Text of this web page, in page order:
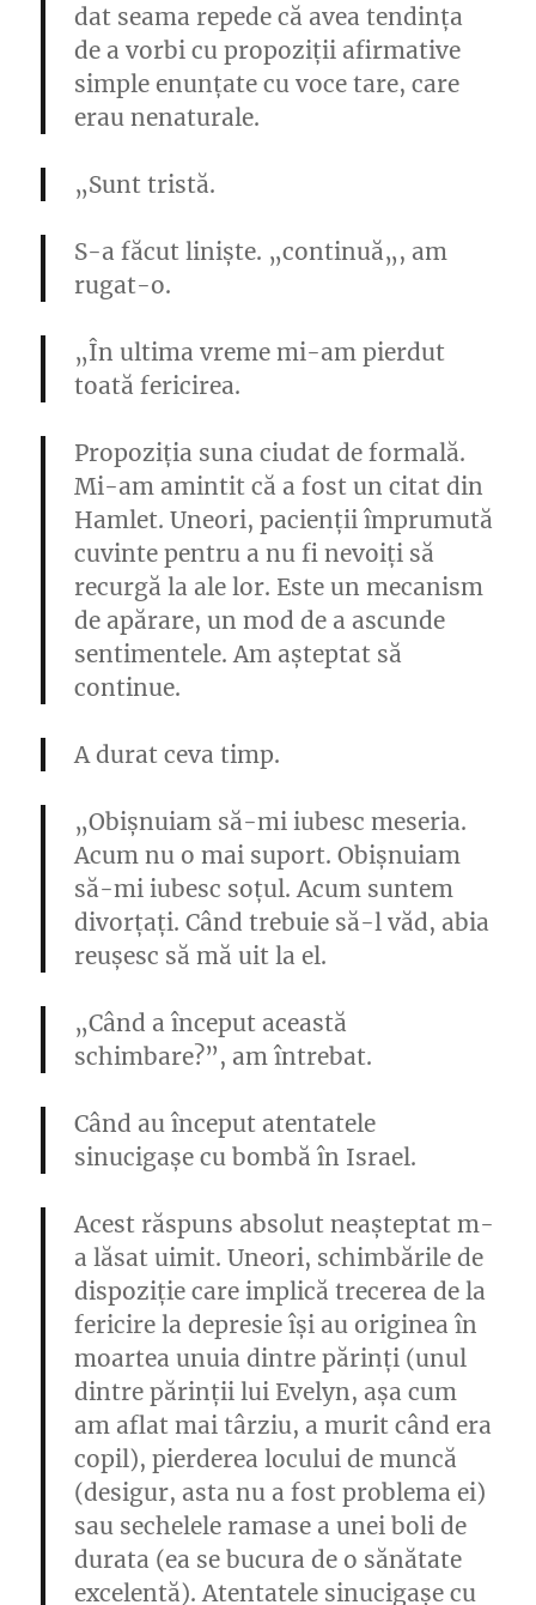
dat seama repede că avea tendința
de a vorbi cu propoziții afirmative
simple enunțate cu voce tare, care
erau nenaturale.
„Sunt tristă.
S-a făcut liniște. „continuă„, am
rugat-o.
„În ultima vreme mi-am pierdut
toată fericirea.
Propoziția suna ciudat de formală.
Mi-am amintit că a fost un citat din
Hamlet. Uneori, pacienții împrumută
cuvinte pentru a nu fi nevoiți să
recurgă la ale lor. Este un mecanism
de apărare, un mod de a ascunde
sentimentele. Am așteptat să
continue.
A durat ceva timp.
„Obișnuiam să-mi iubesc meseria.
Acum nu o mai suport. Obișnuiam
să-mi iubesc soțul. Acum suntem
divorțați. Când trebuie să-l văd, abia
reușesc să mă uit la el.
„Când a început această
schimbare?”, am întrebat.
Când au început atentatele
sinucigașe cu bombă în Israel.
Acest răspuns absolut neașteptat m-
a lăsat uimit. Uneori, schimbările de
dispoziție care implică trecerea de la
fericire la depresie își au originea în
moartea unuia dintre părinți (unul
dintre părinții lui Evelyn, așa cum
am aflat mai târziu, a murit când era
copil), pierderea locului de muncă
(desigur, asta nu a fost problema ei)
sau sechelele ramase a unei boli de
durata (ea se bucura de o sănătate
excelentă). Atentatele sinucigașe cu